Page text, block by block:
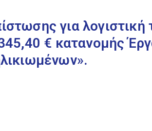
για λογιστική
€ κατανομής